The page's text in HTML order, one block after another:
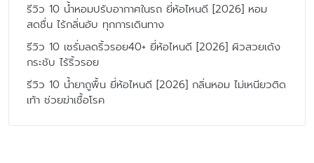
รีวิว 10 น้ำหอมปรับอากาศในรถ ยี่ห้อไหนดี [2026] หอม
สดชื่น ไร้กลิ่นอับ ทุกการเดินทาง
รีวิว 10 เซรั่มลดริ้วรอย40+ ยี่ห้อไหนดี [2026] ผิวสวยเด้ง
กระชับ ไร้ริ้วรอย
รีวิว 10 น้ำยาถูพื้น ยี่ห้อไหนดี [2026] กลิ่นหอม ไม่เหนียวติด
เท้า ช่วยฆ่าเชื้อโรค